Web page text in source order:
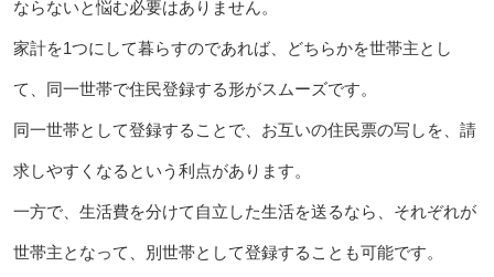
ならないと悩む必要はありません。
家計を1つにして暮らすのであれば、どちらかを世帯主とし
て、同一世帯で住民登録する形がスムーズです。
同一世帯として登録することで、お互いの住民票の写しを、請
求しやすくなるという利点があります。
一方で、生活費を分けて自立した生活を送るなら、それぞれが
世帯主となって、別世帯として登録することも可能です。